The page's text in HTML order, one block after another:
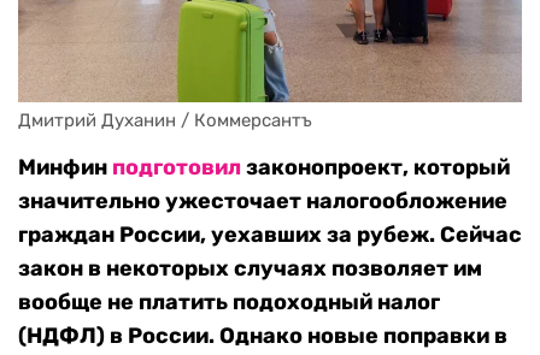
Дмитрий Духанин / Коммерсантъ
Минфин подготовилзаконопроект, который
значительно ужесточает налогообложение
граждан России, уехавших за рубеж. Сейчас
закон в некоторых случаях позволяет им
вообще не платить подоходный налог
(НДФЛ) в России. Однако новые поправки в